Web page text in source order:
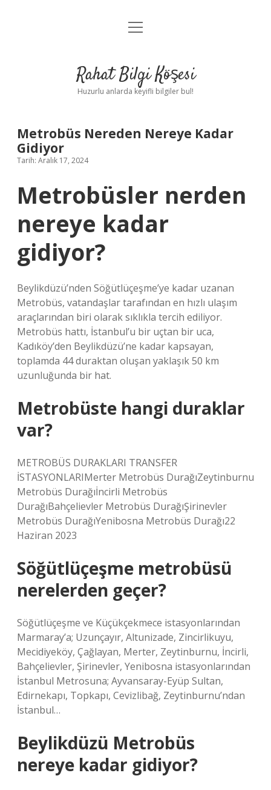
Anasayfa
Yasal Uyarı
menüyü
Rahat Bilgi Köşesi
Huzurlu anlarda keyifli bilgiler bul!
Metrobüs Nereden Nereye Kadar
Gidiyor
Tarih: Aralık 17, 2024
Metrobüsler nerden
nereye kadar
gidiyor?
Beylikdüzü’nden Söğütlüçeşme’ye kadar uzanan
Metrobüs, vatandaşlar tarafından en hızlı ulaşım
araçlarından biri olarak sıklıkla tercih ediliyor.
Metrobüs hattı, İstanbul’u bir uçtan bir uca,
Kadıköy’den Beylikdüzü’ne kadar kapsayan,
toplamda 44 duraktan oluşan yaklaşık 50 km
uzunluğunda bir hat.
Metrobüste hangi duraklar
var?
METROBÜS DURAKLARI TRANSFER
İSTASYONLARIMerter Metrobüs DurağıZeytinburnu
Metrobüs Durağıİncirli Metrobüs
DurağıBahçelievler Metrobüs DurağıŞirinevler
Metrobüs DurağıYenibosna Metrobüs Durağı22
Haziran 2023
Söğütlüçeşme metrobüsü
nerelerden geçer?
Söğütlüçeşme ve Küçükçekmece istasyonlarından
Marmaray’a; Uzunçayır, Altunizade, Zincirlikuyu,
Mecidiyeköy, Çağlayan, Merter, Zeytinburnu, İncirli,
Bahçelievler, Şirinevler, Yenibosna istasyonlarından
İstanbul Metrosuna; Ayvansaray-Eyüp Sultan,
Edirnekapı, Topkapı, Cevizlibağ, Zeytinburnu’ndan
İstanbul…
Beylikdüzü Metrobüs
nereye kadar gidiyor?